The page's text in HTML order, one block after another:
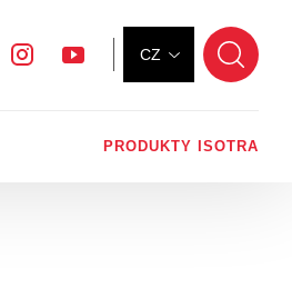
CZ
YouTube
Instagram
Facebook
PRODUKTY ISOTRA